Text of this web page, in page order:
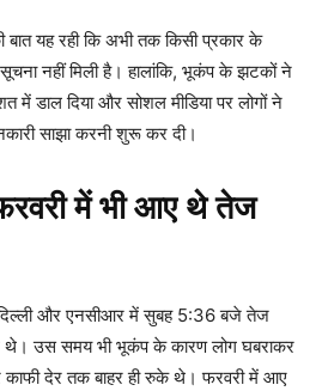
यह रही कि अभी तक किसी प्रकार के
नहीं मिली है। हालांकि, भूकंप के झटकों ने
में डाल दिया और सोशल मीडिया पर लोगों ने
साझा करनी शुरू कर दी।
में भी आए थे तेज
और एनसीआर में सुबह 5:36 बजे तेज
उस समय भी भूकंप के कारण लोग घबराकर
देर तक बाहर ही रुके थे। फरवरी में आए